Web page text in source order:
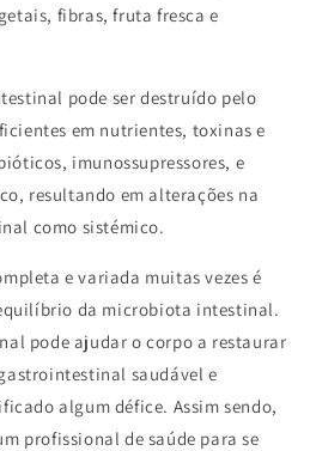
fibras, fruta fresca e
pode ser destruído pelo
em nutrientes, toxinas e
imunossupressores, e
resultando em alterações na
como sistémico.
e variada muitas vezes é
da microbiota intestinal.
pode ajudar o corpo a restaurar
saudável e
algum défice. Assim sendo,
profissional de saúde para se